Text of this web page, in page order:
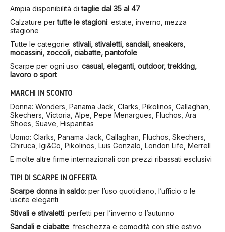
Ampia disponibilità ditaglie dal 35 al 47
Calzature pertutte le stagioni: estate, inverno, mezza
stagione
Tutte le categorie: stivali, stivaletti, sandali, sneakers,
mocassini, zoccoli, ciabatte, pantofole
Scarpe per ogni uso: casual, eleganti, outdoor, trekking,
lavoro o sport
MARCHI IN SCONTO
Donna: Wonders, Panama Jack, Clarks, Pikolinos, Callaghan,
Skechers, Victoria, Alpe, Pepe Menargues, Fluchos, Ara
Shoes, Suave, Hispanitas
Uomo: Clarks, Panama Jack, Callaghan, Fluchos, Skechers,
Chiruca, Igi&Co, Pikolinos, Luis Gonzalo, London Life, Merrell
E molte altre firme internazionali con prezzi ribassati esclusivi
TIPI DI SCARPE IN OFFERTA
Scarpe donna in saldo: per l’uso quotidiano, l’ufficio o le
uscite eleganti
Stivali e stivaletti: perfetti per l’inverno o l’autunno
Sandali e ciabatte: freschezza e comodità con stile estivo